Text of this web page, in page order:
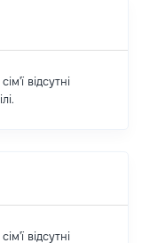
відсутні
відсутні